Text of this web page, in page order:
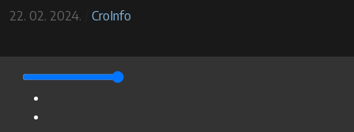
22. 02. 2024. CroInfo